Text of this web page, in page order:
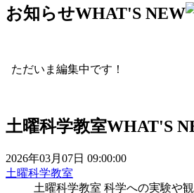
お知らせWHAT'S NEW
ただいま編集中です！
土曜科学教室WHAT'S
2026年03月07日 09:00:00
土曜科学教室
土曜科学教室 科学への実験や